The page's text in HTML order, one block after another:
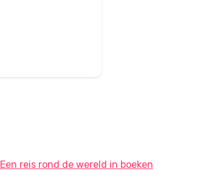
Een reis rond de wereld in boeken